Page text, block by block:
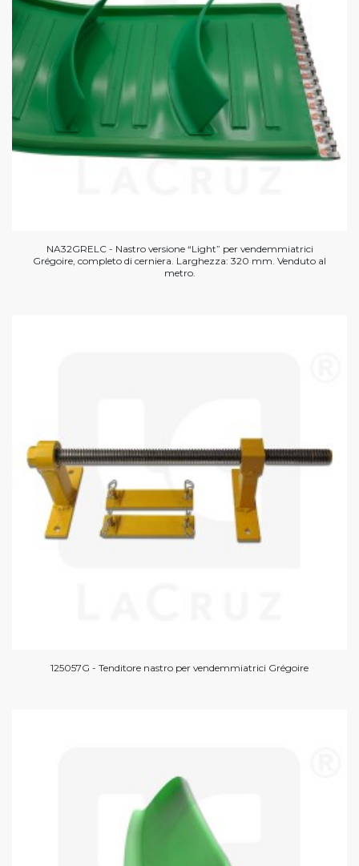
NA32GRELC - Nastro versione “Light” per vendemmiatrici
Grégoire, completo di cerniera. Larghezza: 320 mm. Venduto al
metro.
125057G - Tenditore nastro per vendemmiatrici Grégoire